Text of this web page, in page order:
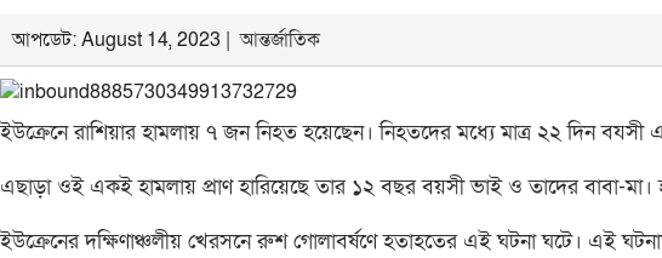
আপডেট: August 14, 2023 | আন্তর্জাতিক
ইউক্রেনে রাশিয়ার হামলায় ৭ জন নিহত হয়েছেন। নিহতদের মধ্যে মাত্র ২২ দিন
এছাড়া ওই একই হামলায় প্রাণ হারিয়েছে তার ১২ বছর বয়সী ভাই ও তাদের বাবা-
ইউক্রেনের দক্ষিণাঞ্চলীয় খেরসনে রুশ গোলাবর্ষণে হতাহতের এই ঘটনা ঘটে। এই